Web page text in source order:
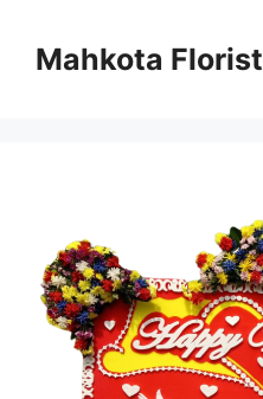
Mahkota Florist